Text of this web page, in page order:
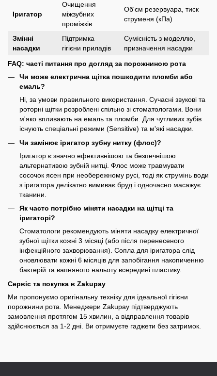
Іригатор
Очищення
міжзубних
проміжків
Об'єм резервуара, тиск
струменя (кПа)
Змінні
насадки
Підтримка
гігієни приладів
Сумісність з моделлю,
призначення насадки
FAQ: часті питання про догляд за порожниною рота
Чи може електрична щітка пошкодити пломби або
емаль?
Ні, за умови правильного використання. Сучасні звукові та
роторні щітки розроблені спільно зі стоматологами. Вони
м'яко впливають на емаль та пломби. Для чутливих зубів
існують спеціальні режими (Sensitive) та м'які насадки.
Чи замінює іригатор зубну нитку (флос)?
Іригатор є значно ефективнішою та безпечнішою
альтернативою зубній нитці. Флос може травмувати
сосочок ясен при необережному русі, тоді як струмінь води
з іригатора делікатно вимиває бруд і одночасно масажує
тканини.
Як часто потрібно міняти насадки на щітці та
іригаторі?
Стоматологи рекомендують міняти насадку електричної
зубної щітки кожні 3 місяці (або після перенесеного
інфекційного захворювання). Сопла для іригатора слід
оновлювати кожні 6 місяців для запобігання накопиченню
бактерій та вапняного нальоту всередині пластику.
Сервіс та покупка в Zakupay
Ми пропонуємо оригінальну техніку для ідеальної гігієни
порожнини рота. Менеджери Zakupay підтверджують
замовлення протягом 15 хвилин, а відправлення товарів
здійснюється за 1-2 дні. Ви отримуєте гаджети без затримок.